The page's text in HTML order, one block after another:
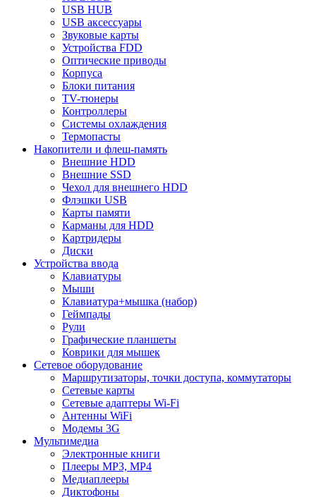
USB HUB
USB аксессуары
Звуковые карты
Устройства FDD
Оптические приводы
Корпуса
Блоки питания
TV-тюнеры
Контроллеры
Системы охлаждения
Термопасты
Накопители и флеш-память
Внешние HDD
Внешние SSD
Чехол для внешнего HDD
Флэшки USB
Карты памяти
Карманы для HDD
Картридеры
Диски
Устройства ввода
Клавиатуры
Мыши
Клавиатура+мышка (набор)
Геймпады
Рули
Графические планшеты
Коврики для мышек
Сетевое оборудование
Маршрутизаторы, точки доступа, коммутаторы
Сетевые карты
Сетевые адаптеры Wi-Fi
Антенны WiFi
Модемы 3G
Мультимедиа
Электронные книги
Плееры MP3, MP4
Медиаплееры
Диктофоны